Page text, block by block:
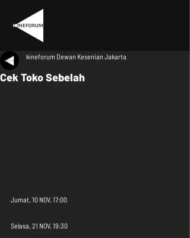
Cek Toko Sebelah
kineforum Dewan Kesenian Jakarta
Jumat, 10 NOV, 17:00
Selasa, 21 NOV, 19:30